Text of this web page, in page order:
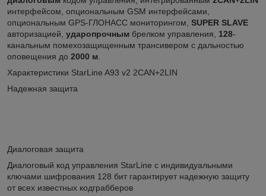
интерфейсом, опциональным GSM интерфейсами,
опциональным GPS-ГЛОНАСС мониторингом, SUPER SLAVE
авторизацией, ударопрочным брелком управления, 128-
канальным помехозащищенным трансивером с дальностью
оповещения до 2000 м
Характеристики StarLine A93 v2 2CAN+2LIN
Надежная защита
Диалоговая защита
Диалоговый код управления StarLine c индивидуальными
ключами шифрования 128 бит гарантирует надежную защиту
от всех известных кодграбберов